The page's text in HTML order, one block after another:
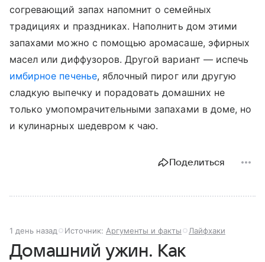
согревающий запах напомнит о семейных
традициях и праздниках. Наполнить дом этими
запахами можно с помощью аромасаше, эфирных
масел или диффузоров. Другой вариант — испечь
имбирное печенье, яблочный пирог или другую
сладкую выпечку и порадовать домашних не
только умопомрачительными запахами в доме, но
и кулинарных шедевром к чаю.
Поделиться
1 день назад Источник: Аргументы и факты Лайфхаки
Домашний ужин. Как